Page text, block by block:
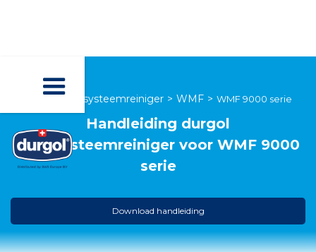
durgol melksysteemreiniger > WMF > WMF 9000 serie
Handleiding durgol
melksysteemreinigervoor WMF 9000
serie
Download handleiding